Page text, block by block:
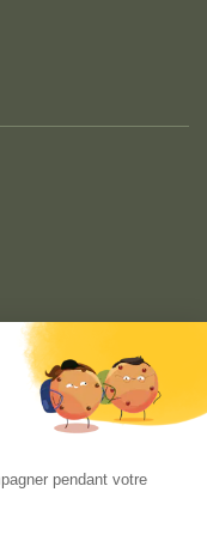
pendant votre
Instagram
TOUS DROITS RÉSERVÉS.